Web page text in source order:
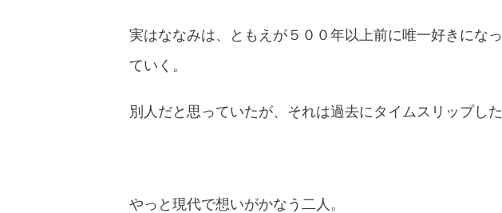
実はななみは、ともえが５００年以上前に唯一好きにな
ていく。
別人だと思っていたが、それは過去にタイムスリップした
やっと現代で想いがかなう二人。